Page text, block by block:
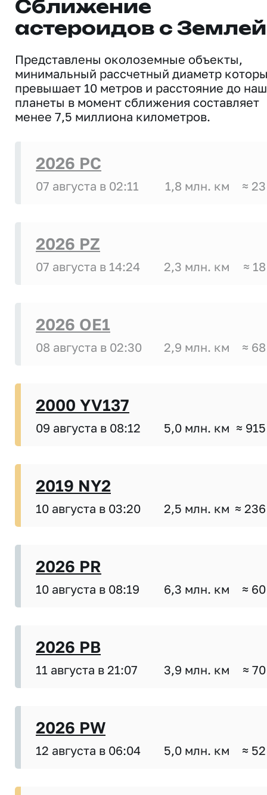
Сближение
астероидов с Землей
Представлены околоземные объекты,
минимальный рассчетный диаметр
превышает 10 метров и расстояние до
планеты в момент сближения составляет
менее 7,5 миллиона километров.
2026 PC
07 августа в 02:11 1,8 млн. км ≈
2026 PZ
07 августа в 14:24 2,3 млн. км ≈
2026 OE1
08 августа в 02:30 2,9 млн. км ≈
2000 YV137
09 августа в 08:12 5,0 млн. км ≈
2019 NY2
10 августа в 03:20 2,5 млн. км ≈
2026 PR
10 августа в 08:19 6,3 млн. км ≈
2026 PB
11 августа в 21:07 3,9 млн. км ≈
2026 PW
12 августа в 06:04 5,0 млн. км ≈